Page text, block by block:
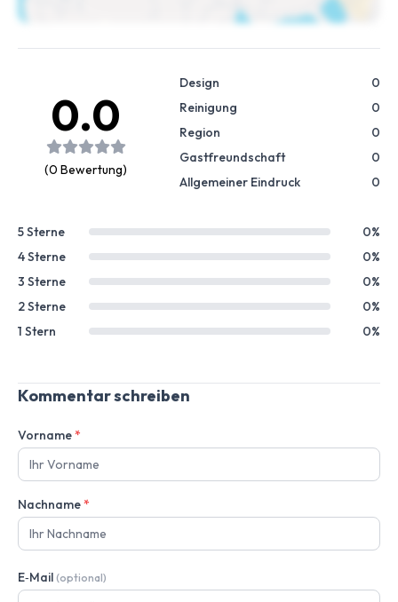
0.0
(0 Bewertung)
Design
0
Reinigung
0
Region
0
Gastfreundschaft
0
Allgemeiner Eindruck
0
5 Sterne
0%
4 Sterne
0%
3 Sterne
0%
2 Sterne
0%
1 Stern
0%
Kommentar schreiben
Vorname*
Nachname*
E‑Mail (optional)